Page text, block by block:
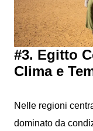
#3. Egitto
Clima e
Nelle regioni
dominato da